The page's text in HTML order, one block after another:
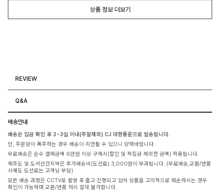
상품 정보 더보기
REVIEW
Q&A
배송안내
배송은 입금 확인 후 2~3일 이내(주말제외) CJ 대한통운으로 발송됩니다.
단, 주문량이 폭주하는 경우 배송이 지연될 수 있으니 양해바랍니다.
무료배송은 순수 결제금액 6만원 이상 구매시(할인 및 적립금 제외한 금액) 적용됩니다.
제주도 및 도서산간지역은 추가배송비(도선료) 3,000원이 부과됩니다. (무료배송,교환/반품
시에도 도선료는 고객님 부담)
모든 배송 과정은 CCTV로 촬영 후 출고 진행되고 있어 상품을 고의적으로 훼손하시는 경우
확인이 가능하며 교환/반품 처리 절대 불가합니다.